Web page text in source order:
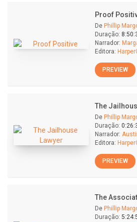
Proof
De Phillip
Duração:
Narrador:
Editora:
PREVIEW
The
De Phillip
Duração:
Narrador:
Editora:
PREVIEW
The
De Phillip
Duração: